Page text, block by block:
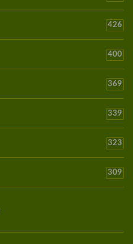
426
400
369
339
323
309